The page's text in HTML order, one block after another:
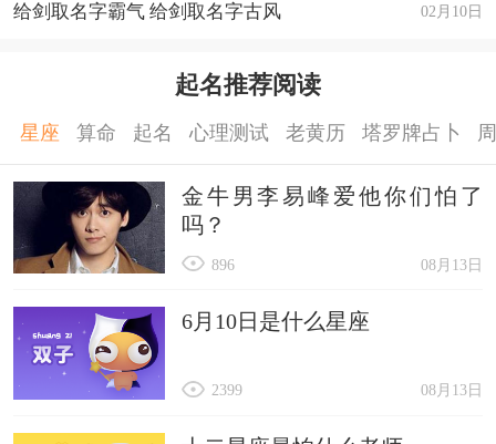
02月10日
给剑取名字霸气 给剑取名字古风
起名推荐阅读
星座 算命 起名 心理测试 老黄历 塔罗牌占卜
金牛男李易峰爱他你们怕了
吗？
08月13日
896
6月10日是什么星座
08月13日
2399